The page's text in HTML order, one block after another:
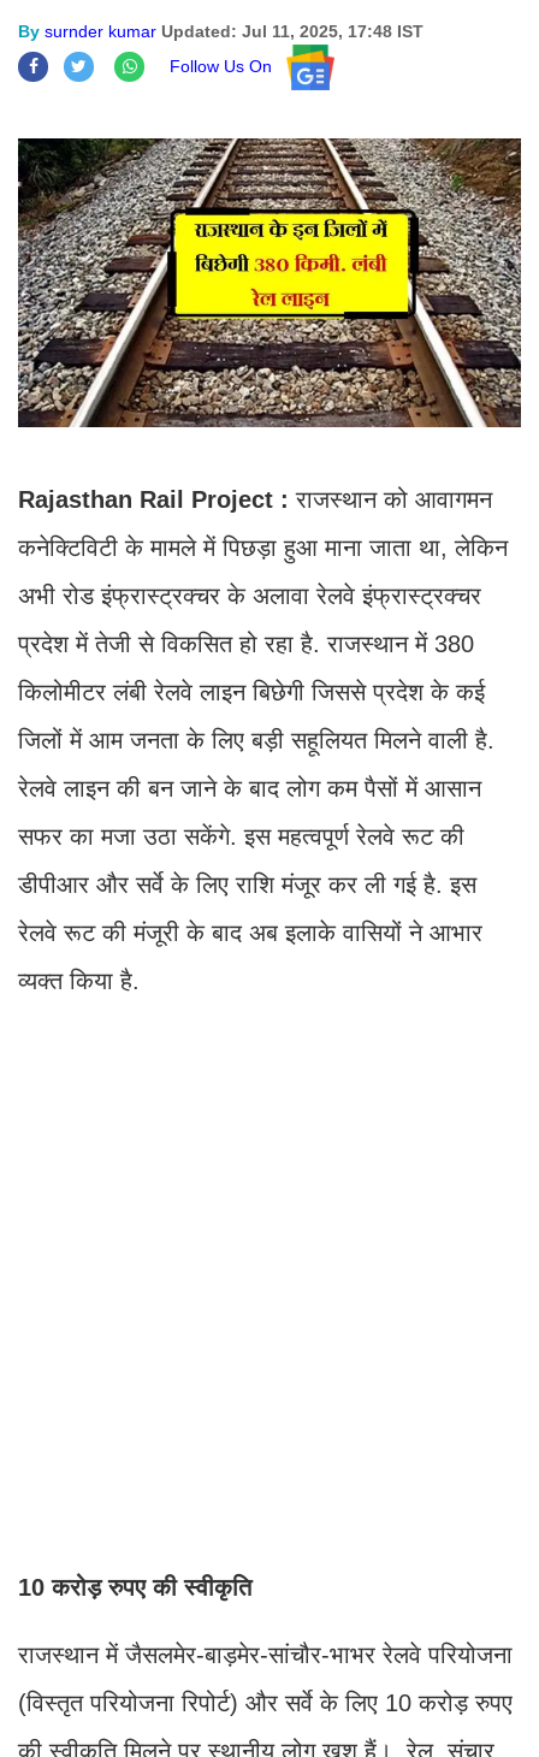
By surnder kumar Updated: Jul 11, 2025, 17:48 IST
Follow Us On
Rajasthan Rail Project :राजस्थान को आवागमन
कनेक्टिविटी के मामले में पिछड़ा हुआ माना जाता था, लेकिन
अभी रोड इंफ्रास्ट्रक्चर के अलावा रेलवे इंफ्रास्ट्रक्चर
प्रदेश में तेजी से विकसित हो रहा है. राजस्थान में 380
किलोमीटर लंबी रेलवे लाइन बिछेगी जिससे प्रदेश के कई
जिलों में आम जनता के लिए बड़ी सहूलियत मिलने वाली है.
रेलवे लाइन की बन जाने के बाद लोग कम पैसों में आसान
सफर का मजा उठा सकेंगे. इस महत्वपूर्ण रेलवे रूट की
डीपीआर और सर्वे के लिए राशि मंजूर कर ली गई है. इस
रेलवे रूट की मंजूरी के बाद अब इलाके वासियों ने आभार
व्यक्त किया है.
10 करोड़ रुपए की स्वीकृति
राजस्थान में जैसलमेर-बाड़मेर-सांचौर-भाभर रेलवे परियोजना
(विस्तृत परियोजना रिपोर्ट) और सर्वे के लिए 10 करोड़ रुपए
की स्वीकृति मिलने पर स्थानीय लोग खुश हैं। रेल, संचार